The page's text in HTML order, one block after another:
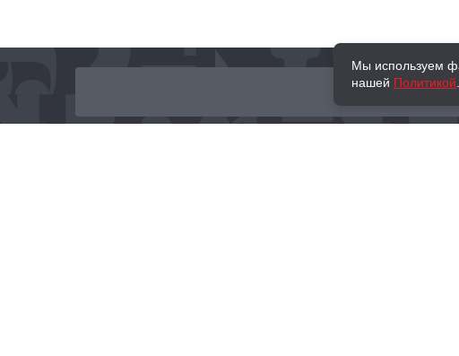
КНИГИ
Мы используем
нашей Политикой